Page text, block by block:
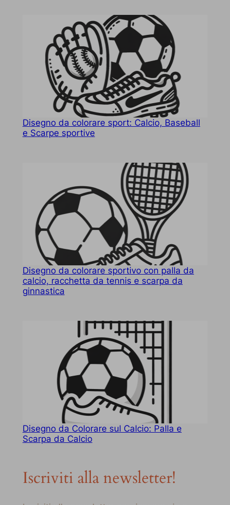
Disegno da colorare sport: Calcio, Baseball
e Scarpe sportive
Disegno da colorare sportivo con palla da
calcio, racchetta da tennis e scarpa da
ginnastica
Disegno da Colorare sul Calcio: Palla e
Scarpa da Calcio
Iscriviti alla newsletter!